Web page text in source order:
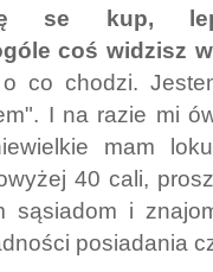
se kup,
coś widzisz
co chodzi.
I na razie mi
mam
40 cali,
i
posiadania